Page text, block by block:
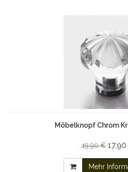
Möbelknopf Chrom
19,90 €
Mehr